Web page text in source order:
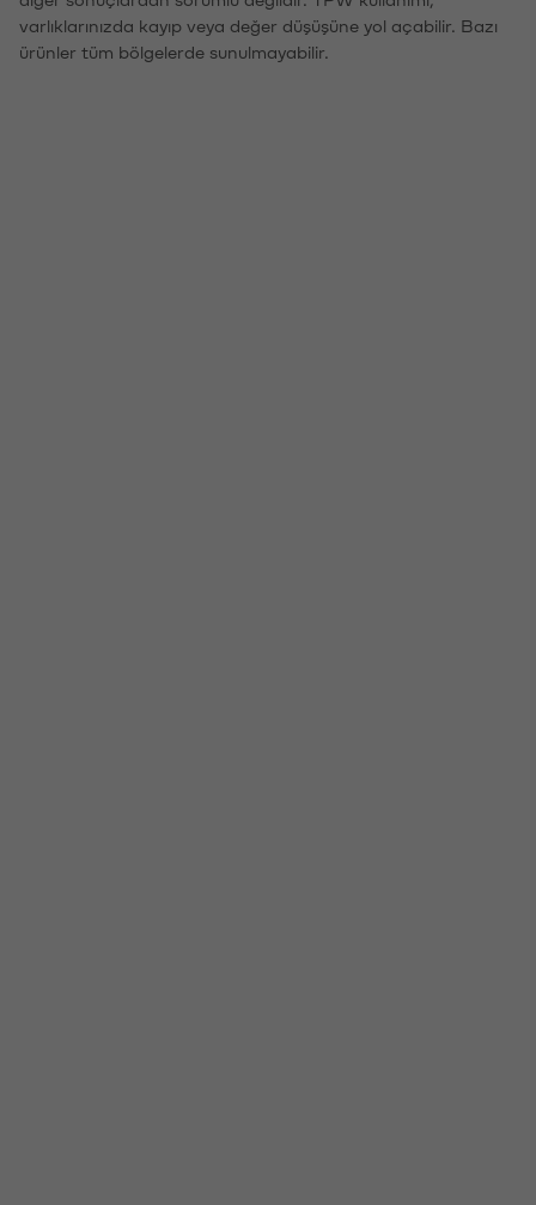
varlıklarınızda kayıp veya değer düşüşüne yol açabilir. Bazı
ürünler tüm bölgelerde sunulmayabilir.